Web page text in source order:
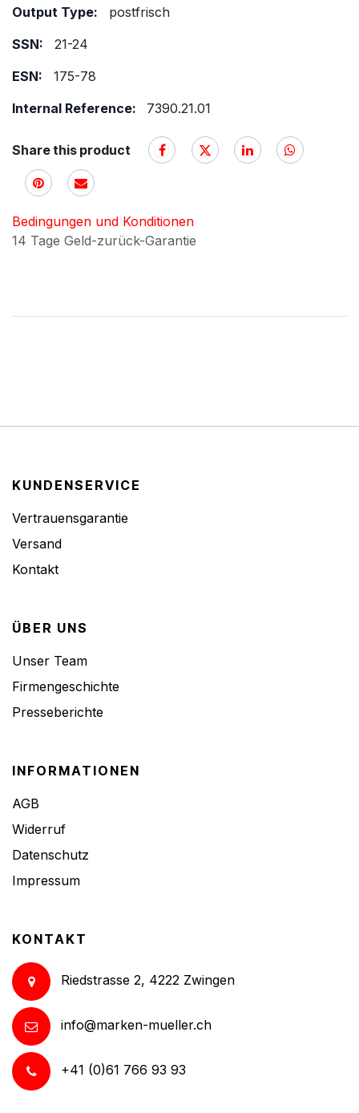
Output Type:
postfrisch
SSN:
21-24
ESN:
175-78
Internal Reference:
7390.21.01
Share this product
Bedingungen und Konditionen
14 Tage Geld-zurück-Garantie
KUNDENSERVICE
Vertrauensgarantie
Versand
Kontakt
ÜBER UNS
Unser Team
Firmengeschichte
Presseberichte
INFORMATIONEN
AGB
Widerruf
Datenschutz
Impressum
KONTAKT
Riedstrasse 2, 4222 Zwingen
info@marken-mueller.ch
+41 (0)61 766 93 93